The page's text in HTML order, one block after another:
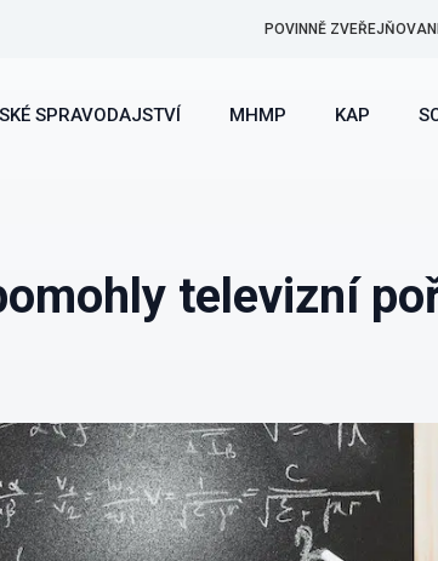
POVINNĚ
SPRAVODAJSTVÍ MHMP KAP
televizní